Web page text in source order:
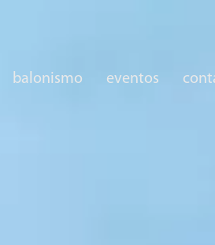
balonismo eventos